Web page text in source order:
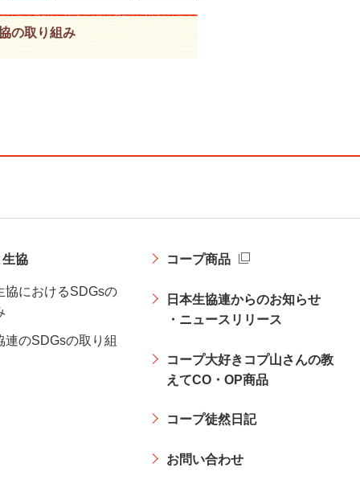
の取り組み
協
協におけるSDGsの
連のSDGsの取り組
コープ商品
日本生協連からのお知らせ
・ニュースリリース
コープ大好きコプ山さんの教
えてCO・OP商品
コープ徒然日記
お問い合わせ